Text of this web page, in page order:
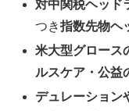
対中関税ヘッド
つき指数先物ヘ
米大型グロース
ルスケア・公益
デュレーション